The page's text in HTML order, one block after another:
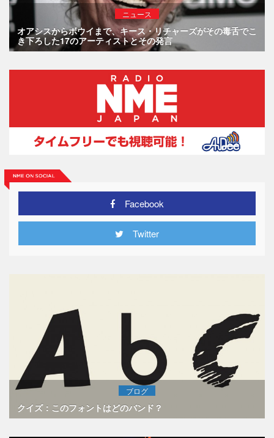
ニュース
オアシスからボウイまで、キース・リチャーズがその毒舌でこ
き下ろした17のアーティストとその発言
Facebook
Twitter
ブログ
クイズ：このフォントはどのバンド？